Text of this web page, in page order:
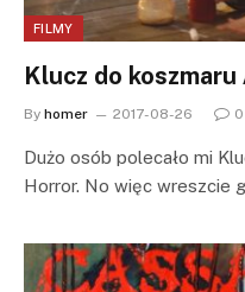
FILMY
Klucz do
By homer 2017-08-26 0
Dużo osób polecało mi
Horror. No więc wreszcie